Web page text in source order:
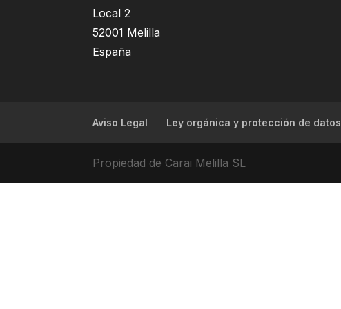
Local 2
52001 Melilla
España
Aviso Legal Ley orgánica y protección de datos
Propiedad de Carai Melilla SL